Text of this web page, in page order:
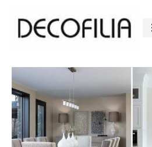
contenido